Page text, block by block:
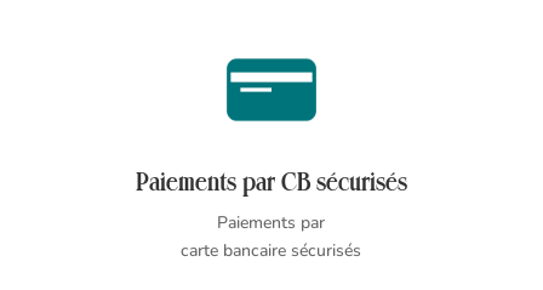
Paiements par CB sécurisés
Paiements par
carte bancaire sécurisés